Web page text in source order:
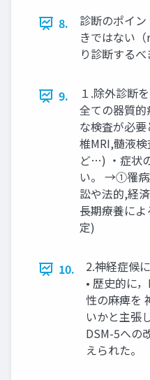
8.
診断のポイ
きではない
り診断する
9.
１.除外診断
全ての器質
な検査が必
椎MRI,髄液
ど…) ・症状
い。 →①罹病
訟や法的,経
長期療養に
定)
10.
2.神経症候
• 歴史的に
性の麻痺を
いかと主張
DSM-5への
えられた。